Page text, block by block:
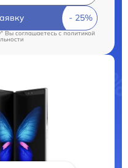
Вы соглашаетесь c политикой